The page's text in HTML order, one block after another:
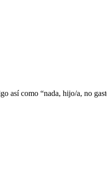
así como “nada, hijo/a, no